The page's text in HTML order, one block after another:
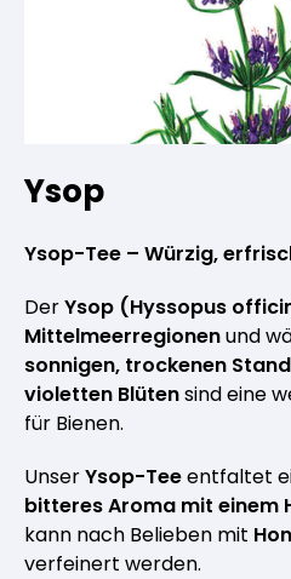
Ysop
Ysop-Tee – Würzig,
DerYsop (Hyssopus
Mittelmeerregionenund
sonnigen, trockenen
violetten Blütensind eine
für Bienen.
UnserYsop-Teeentfaltet
bitteres Aroma mit einem
kann nach Belieben mit
verfeinert werden.